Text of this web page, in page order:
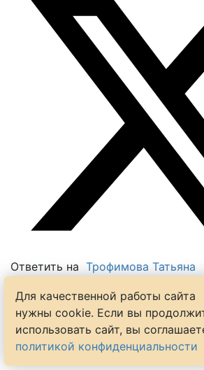
Ответить на Трофимова Татьяна
маленький и чтоб сквозняков не
-1
Для качественной работы сайта
нужны cookie. Если вы
использовать сайт, вы
политикой конфиденциальности